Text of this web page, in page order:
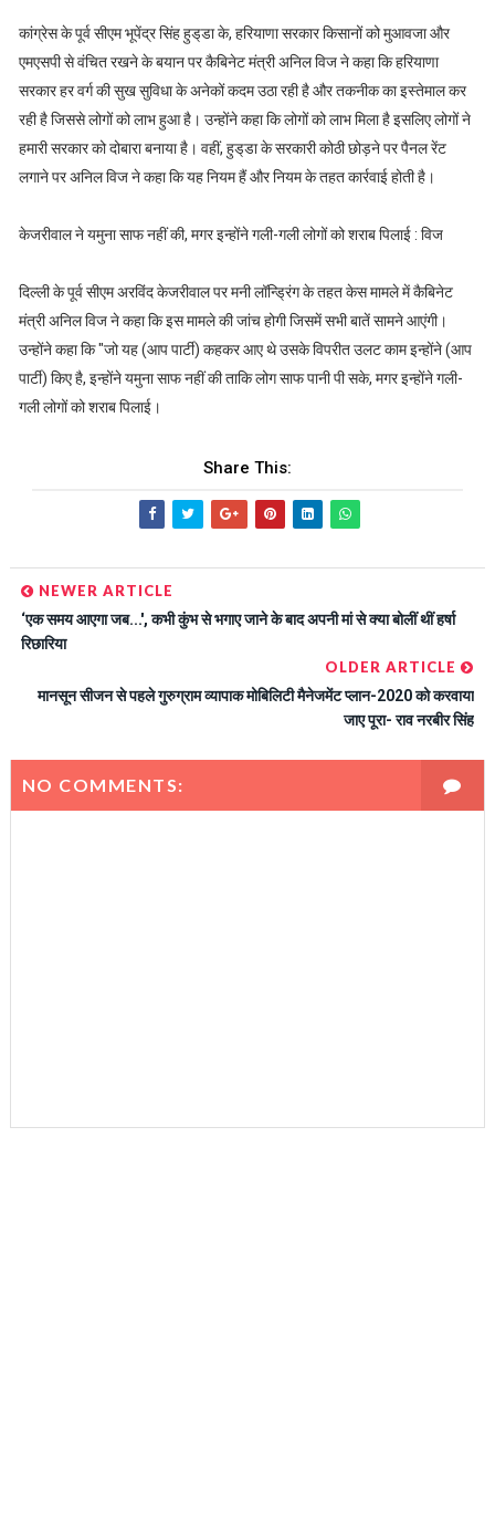
कांग्रेस के पूर्व सीएम भूपेंद्र सिंह हुड्‌डा के, हरियाणा सरकार किसानों को मुआवजा और
एमएसपी से वंचित रखने के बयान पर कैबिनेट मंत्री अनिल विज ने कहा कि हरियाणा
सरकार हर वर्ग की सुख सुविधा के अनेकों कदम उठा रही है और तकनीक का इस्तेमाल कर
रही है जिससे लोगों को लाभ हुआ है। उन्होंने कहा कि लोगों को लाभ मिला है इसलिए लोगों ने
हमारी सरकार को दोबारा बनाया है। वहीं, हुड्‌डा के सरकारी कोठी छोड़ने पर पैनल रेंट
लगाने पर अनिल विज ने कहा कि यह नियम हैं और नियम के तहत कार्रवाई होती है।
केजरीवाल ने यमुना साफ नहीं की, मगर इन्होंने गली-गली लोगों को शराब पिलाई : विज
दिल्ली के पूर्व सीएम अरविंद केजरीवाल पर मनी लॉन्ड्रिंग के तहत केस मामले में कैबिनेट
मंत्री अनिल विज ने कहा कि इस मामले की जांच होगी जिसमें सभी बातें सामने आएंगी।
उन्होंने कहा कि "जो यह (आप पार्टी) कहकर आए थे उसके विपरीत उलट काम इन्होंने (आप
पार्टी) किए है, इन्होंने यमुना साफ नहीं की ताकि लोग साफ पानी पी सके, मगर इन्होंने गली-
गली लोगों को शराब पिलाई।
Share This:
NEWER ARTICLE
‘एक समय आएगा जब...', कभी कुंभ से भगाए जाने के बाद अपनी मां से क्या बोलीं थीं हर्षा
रिछारिया
OLDER ARTICLE
मानसून सीजन से पहले गुरुग्राम व्यापाक मोबिलिटी मैनेजमेंट प्लान-2020 को करवाया
जाए पूरा- राव नरबीर सिंह
NO COMMENTS: